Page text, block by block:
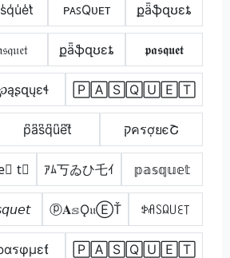
ᴘᴀꜱQᴜᴇᴛ քǟֆզʊɛȶ
քǟֆզʊɛȶ 𝖕𝖆𝖘𝖖𝖚𝖊𝖙
🄿🄰🅂🅀🅄🄴🅃
p͆a͆s͆q͆u͆e͆t͆ קครợยєՇ
t⃣ ｱﾑ丂ゐひ乇ｲ 𝕡𝕒𝕤𝕢𝕦𝕖𝕥
ⓟ𝐀𝕤Ǫ𝔲ⒺŤ ꉣꋬꇙꆰ꒤ꏂ꓄
รφµεƭ 🄿🄰🅂🅀🅄🄴🅃